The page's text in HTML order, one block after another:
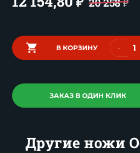
₽
В КОРЗИНУ -
ЗАКАЗ В ОДИН КЛИК
Другие ножи